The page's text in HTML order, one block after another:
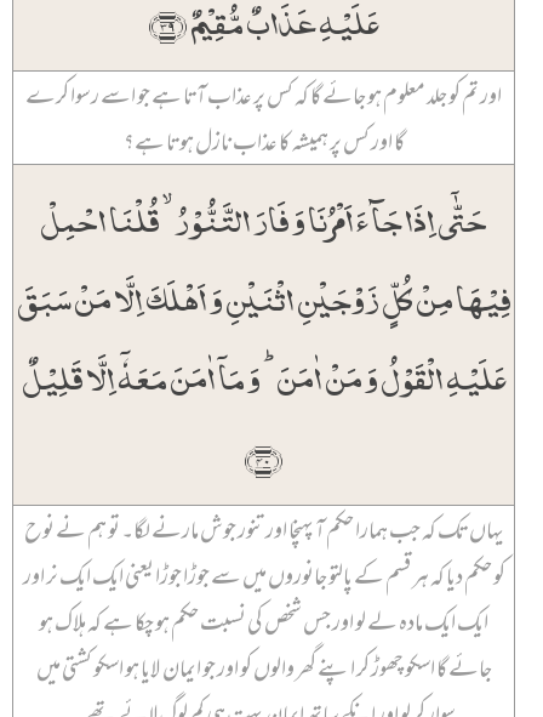
عَلَیۡہِ عَذَابٌ مُّقِیۡمٌ ﴿۳۹﴾
اور تم کو جلد معلوم ہو جائے گا کہ کس پر عذاب آتا ہے جو اسے رسوا کرے
گا اور کس پر ہمیشہ کا عذاب نازل ہوتا ہے؟
حَتّٰۤی اِذَا جَآءَ اَمۡرُنَا وَ فَارَ التَّنُّوۡرُ ۙ قُلۡنَا احۡمِلۡ
فِیۡہَا مِنۡ کُلٍّ زَوۡجَیۡنِ اثۡنَیۡنِ وَ اَہۡلَکَ اِلَّا مَنۡ سَبَقَ
عَلَیۡہِ الۡقَوۡلُ وَ مَنۡ اٰمَنَ ؕ وَ مَاۤ اٰمَنَ مَعَہٗۤ اِلَّا قَلِیۡلٌ
﴿۴۰﴾
یہاں تک کہ جب ہمارا حکم آ پہنچا اور تنور جوش مارنے لگا۔ تو ہم نے نوح
کو حکم دیا کہ ہر قسم کے پالتو جانوروں میں سے جوڑا جوڑا یعنی ایک ایک نر اور
ایک ایک مادہ لے لو اور جس شخص کی نسبت حکم ہو چکا ہے کہ ہلاک ہو
جائے گا اسکو چھوڑ کر اپنے گھر والوں کو اور جو ایمان لایا ہو اسکو کشتی میں